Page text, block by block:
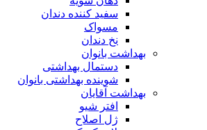
سفید کننده دندان
مسواک
نخ دندان
بهداشت بانوان
دستمال بهداشتی
شوینده بهداشتی بانوان
بهداشت آقایان
افتر شیو
ژل اصلاح